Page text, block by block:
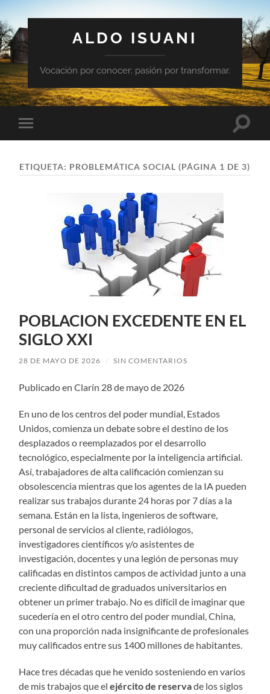
ALDO ISUANI
Vocación por conocer; pasión por transformar.
Alternar
el
móvil
ETIQUETA: PROBLEMÁTICA SOCIAL (PÁGINA 1 DE 3)
POBLACION EXCEDENTE EN EL
SIGLO XXI
28 DE MAYO DE 2026 / SIN COMENTARIOS
Publicado en Clarín 28 de mayo de 2026
En uno de los centros del poder mundial, Estados
Unidos, comienza un debate sobre el destino de los
desplazados o reemplazados por el desarrollo
tecnológico, especialmente por la inteligencia artificial.
Así, trabajadores de alta calificación comienzan su
obsolescencia mientras que los agentes de la IA pueden
realizar sus trabajos durante 24 horas por 7 días a la
semana. Están en la lista, ingenieros de software,
personal de servicios al cliente, radiólogos,
investigadores científicos y/o asistentes de
investigación, docentes y una legión de personas muy
calificadas en distintos campos de actividad junto a una
creciente dificultad de graduados universitarios en
obtener un primer trabajo. No es difícil de imaginar que
sucedería en el otro centro del poder mundial, China,
con una proporción nada insignificante de profesionales
muy calificados entre sus 1400 millones de habitantes.
Hace tres décadas que he venido sosteniendo en varios
de mis trabajos que elejército de reservade los siglos